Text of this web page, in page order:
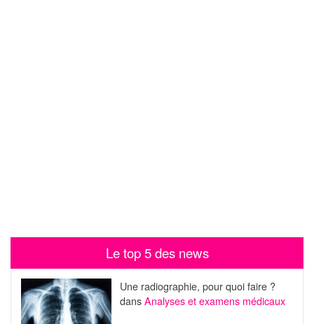
Le top 5 des news
Une radiographie, pour quoi faire ?
dansAnalyses et examens médicaux